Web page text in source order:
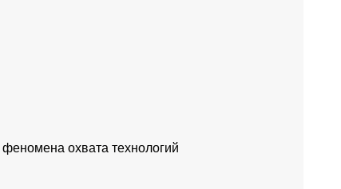
охвата технологий